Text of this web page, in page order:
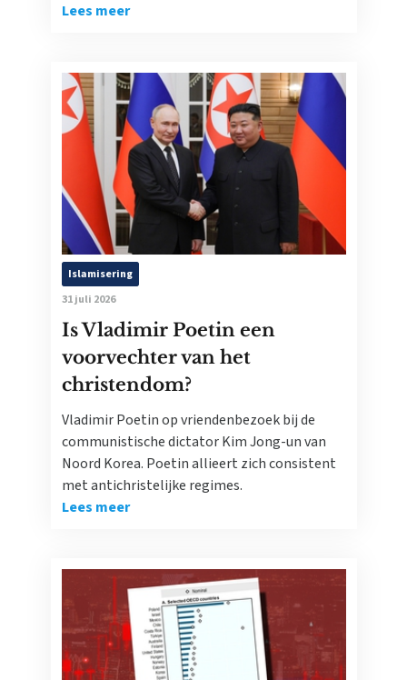
Lees meer
Islamisering
31 juli 2026
Is Vladimir Poetin een
voorvechter van het
christendom?
Vladimir Poetin op vriendenbezoek bij de
communistische dictator Kim Jong-un van
Noord Korea. Poetin allieert zich consistent
met antichristelijke regimes.
Lees meer